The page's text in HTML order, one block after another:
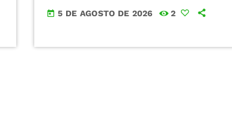
today 5 DE AGOSTO DE 2026 2